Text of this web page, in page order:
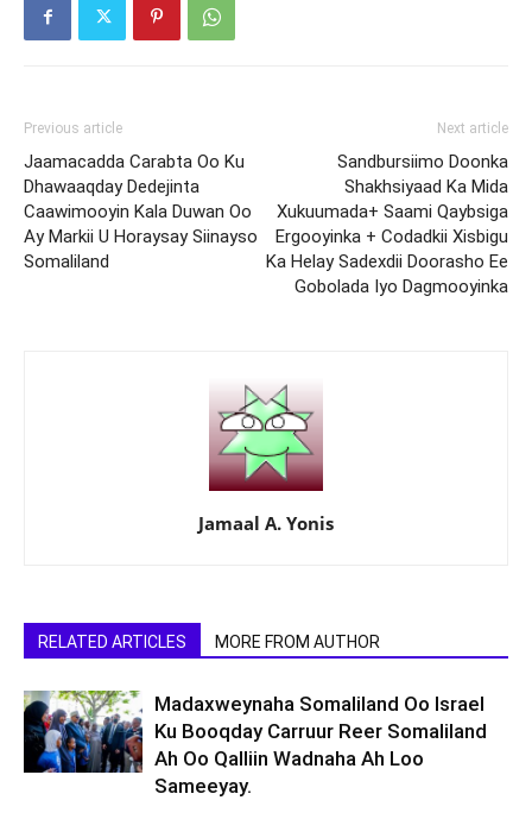
Previous article
Jaamacadda Carabta Oo Ku
Dhawaaqday Dedejinta
Caawimooyin Kala Duwan Oo
Ay Markii U Horaysay Siinayso
Somaliland
Next article
Sandbursiimo Doonka
Shakhsiyaad Ka Mida
Xukuumada+ Saami Qaybsiga
Ergooyinka + Codadkii Xisbigu
Ka Helay Sadexdii Doorasho Ee
Gobolada Iyo Dagmooyinka
Jamaal A. Yonis
RELATED ARTICLES MORE FROM AUTHOR
Madaxweynaha Somaliland Oo Israel
Ku Booqday Carruur Reer Somaliland
Ah Oo Qalliin Wadnaha Ah Loo
Sameeyay.